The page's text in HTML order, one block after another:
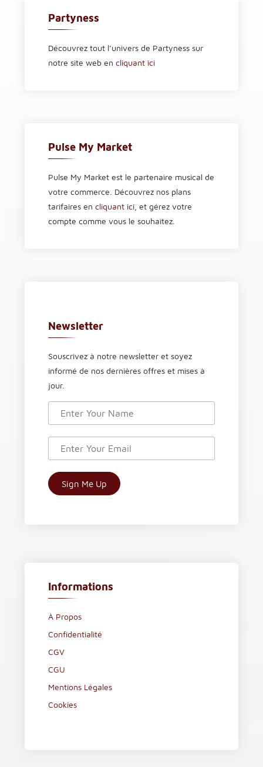
Partyness
Découvrez tout l’univers de Partyness sur
notre site web en cliquant ici
Pulse My Market
Pulse My Market est le partenaire musical de
votre commerce. Découvrez nos plans
tarifaires en cliquant ici , et gérez votre
compte comme vous le souhaitez.
Newsletter
Souscrivez à notre newsletter et soyez
informé de nos dernières offres et mises à
jour.
Informations
À Propos
Confidentialité
CGV
CGU
Mentions Légales
Cookies